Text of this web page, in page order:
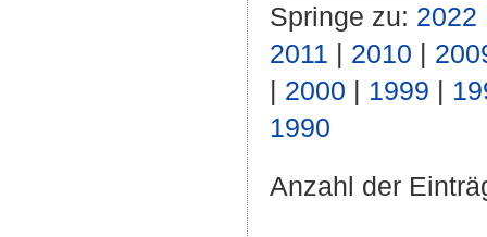
Springe zu: 2022
2011 | 2010 |
| 2000 | 1999 |
1990
Anzahl der